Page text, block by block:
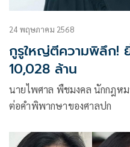
24 พฤษภาคม 2568
กูรูใหญ่ตีความพิลึก!
10,028 ล้าน
นายไพศาล พืชมงคล นักกฎหม
ต่อคำพิพากษาของศาลปก